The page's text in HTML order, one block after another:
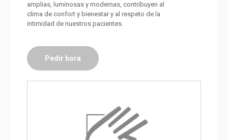
amplias, luminosas y modernas, contribuyen al
clima de confort y bienestar y al respeto de la
intimidad de nuestros pacientes.
Pedir hora